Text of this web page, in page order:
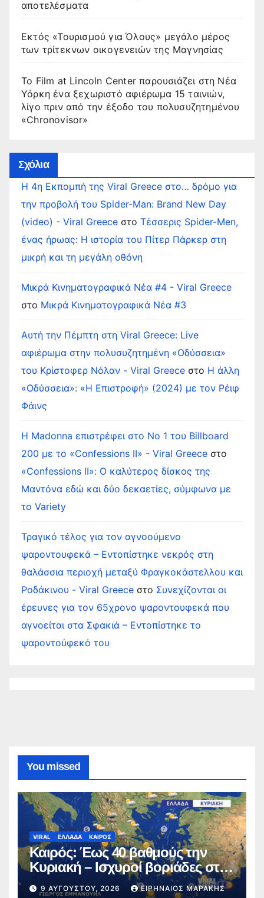
αποτελέσματα
Εκτός «Τουρισμού για Όλους» μεγάλο μέρος
των τρίτεκνων οικογενειών της Μαγνησίας
Το Film at Lincoln Center παρουσιάζει στη Νέα
Υόρκη ένα ξεχωριστό αφιέρωμα 15 ταινιών,
λίγο πριν από την έξοδο του πολυσυζητημένου
«Chronovisor»
Σχόλια
Η 4η Εκπομπή της Viral Greece στο… δρόμο για
την προβολή του Spider-Man: Brand New Day
(video) - Viral Greece στο Τέσσερις Spider-Men,
ένας ήρωας: Η ιστορία του Πίτερ Πάρκερ στη
μικρή και τη μεγάλη οθόνη
Μικρά Κινηματογραφικά Νέα #4 - Viral Greece
στο Μικρά Κινηματογραφικά Νέα #3
Αυτή την Πέμπτη στη Viral Greece: Live
αφιέρωμα στην πολυσυζητημένη «Οδύσσεια»
του Κρίστοφερ Νόλαν - Viral Greece στο Η άλλη
«Οδύσσεια»: «Η Επιστροφή» (2024) με τον Ρέιφ
Φάινς
Η Madonna επιστρέφει στο Νο 1 του Billboard
200 με το «Confessions II» - Viral Greece στο
«Confessions II»: Ο καλύτερος δίσκος της
Μαντόνα εδώ και δύο δεκαετίες, σύμφωνα με
το Variety
Τραγικό τέλος για τον αγνοούμενο
ψαροντουφεκά – Εντοπίστηκε νεκρός στη
θαλάσσια περιοχή μεταξύ Φραγκοκάστελλου και
Ροδάκινου - Viral Greece στο Συνεχίζονται οι
έρευνες για τον 65χρονο ψαροντουφεκά που
αγνοείται στα Σφακιά – Εντοπίστηκε το
ψαροντούφεκό του
You missed
VIRAL ΕΛΛΑΔΑ ΚΑΙΡΟΣ
Καιρός: Έως 40 βαθμούς την
Κυριακή – Ισχυροί βοριάδες στο
Αιγαίο (video)
9 ΑΥΓΟΎΣΤΟΥ, 2026 ΕΙΡΗΝΑΊΟΣ ΜΑΡΆΚΗΣ